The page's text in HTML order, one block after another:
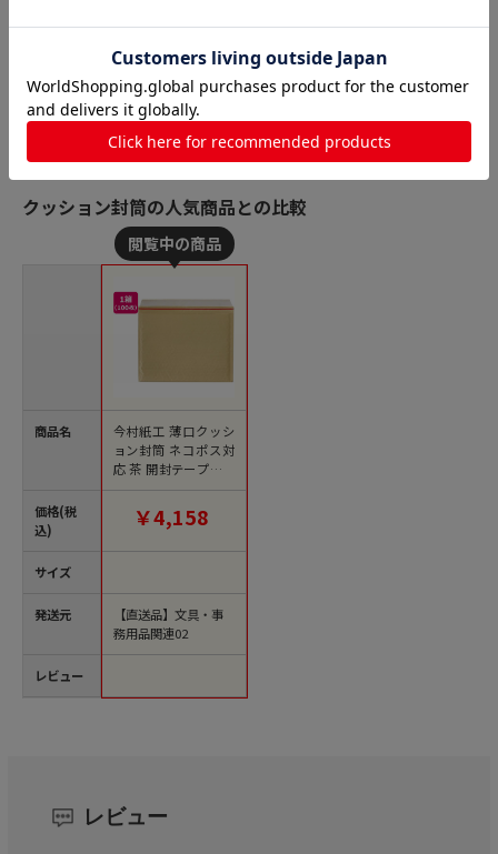
クッション封筒の人気商品との比較
商品名
価格(税
込)
サイズ
発送元
レビュー
今村紙工 薄口クッシ
ョン封筒 ネコポス対
応 茶 開封テープ付き
1 1箱（ご注文単位1
￥4,158
【直送品】文具・事
務用品関連02
レビュー